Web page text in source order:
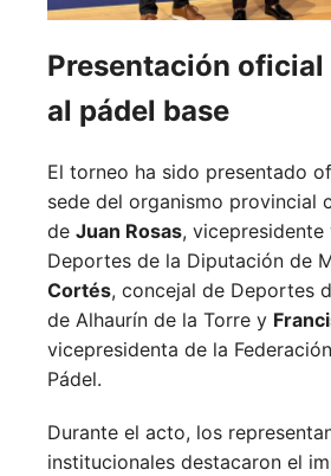
Presentación oficial
al pádel base
El torneo ha sido presentado
sede del organismo provincial
de Juan Rosas,
Deportes de la Diputación de
Cortés, concejal de Deportes
de Alhaurín de la Torre y
vicepresidenta de la
Pádel.
Durante el acto, los
institucionales destacaron el